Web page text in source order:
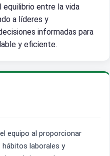
entre la vida
a líderes y
informadas para
y eficiente.
equipo al proporcionar
laborales y